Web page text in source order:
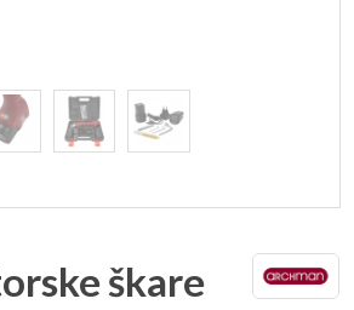
škare